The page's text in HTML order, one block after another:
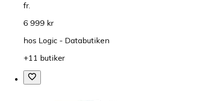
fr.
6 999 kr
hos Logic - Databutiken
+11 butiker